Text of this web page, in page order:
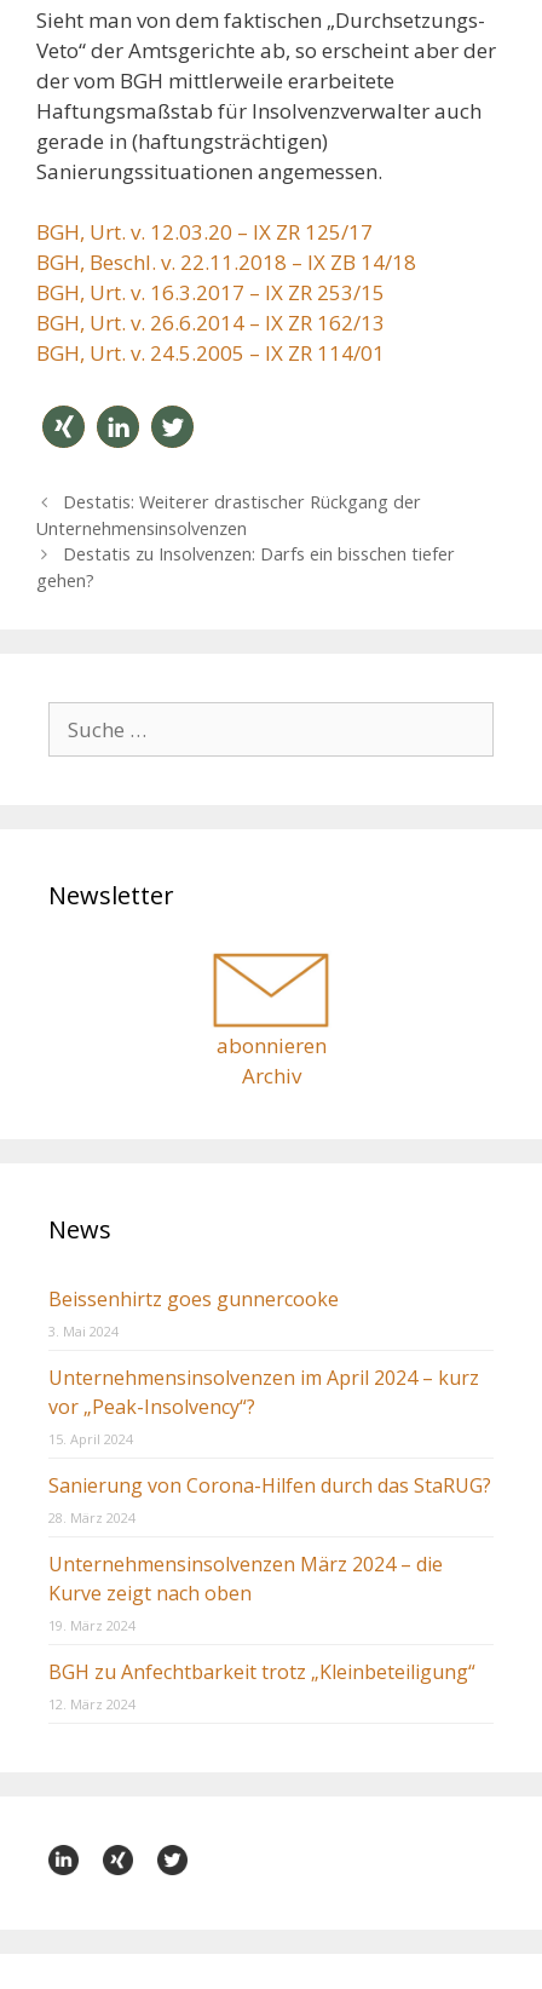
Sieht man von dem faktischen „Durchsetzungs-
Veto“ der Amtsgerichte ab, so erscheint aber der
der vom BGH mittlerweile erarbeitete
Haftungsmaßstab für Insolvenzverwalter auch
gerade in (haftungsträchtigen)
Sanierungssituationen angemessen.
BGH, Urt. v. 12.03.20 – IX ZR 125/17
BGH, Beschl. v. 22.11.2018 – IX ZB 14/18
BGH, Urt. v. 16.3.2017 – IX ZR 253/15
BGH, Urt. v. 26.6.2014 – IX ZR 162/13
BGH, Urt. v. 24.5.2005 – IX ZR 114/01
en n
B
e
t
Destatis: Weiterer drastischer Rückgang der
Unternehmensinsolvenzen
Destatis zu Insolvenzen: Darfs ein bisschen tiefer
gehen?
a
Newsletter
abonnieren
Archiv
News
Beissenhirtz goes gunnercooke
3. Mai 2024
Unternehmensinsolvenzen im April 2024 – kurz
vor „Peak-Insolvency“?
15. April 2024
Sanierung von Corona-Hilfen durch das StaRUG?
28. März 2024
Unternehmensinsolvenzen März 2024 – die
Kurve zeigt nach oben
19. März 2024
BGH zu Anfechtbarkeit trotz „Kleinbeteiligung“
12. März 2024